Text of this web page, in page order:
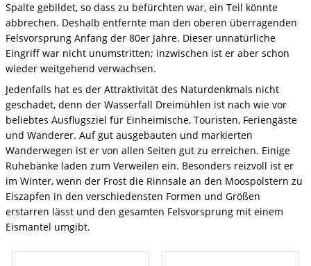
Spalte gebildet, so dass zu befürchten war, ein Teil könnte
abbrechen. Deshalb entfernte man den oberen überragenden
Felsvorsprung Anfang der 80er Jahre. Dieser unnatürliche
Eingriff war nicht unumstritten; inzwischen ist er aber schon
wieder weitgehend verwachsen.
Jedenfalls hat es der Attraktivität des Naturdenkmals nicht
geschadet, denn der Wasserfall Dreimühlen ist nach wie vor
beliebtes Ausflugsziel für Einheimische, Touristen, Feriengäste
und Wanderer. Auf gut ausgebauten und markierten
Wanderwegen ist er von allen Seiten gut zu erreichen. Einige
Ruhebänke laden zum Verweilen ein. Besonders reizvoll ist er
im Winter, wenn der Frost die Rinnsale an den Moospolstern zu
Eiszapfen in den verschiedensten Formen und Größen
erstarren lässt und den gesamten Felsvorsprung mit einem
Eismantel umgibt.